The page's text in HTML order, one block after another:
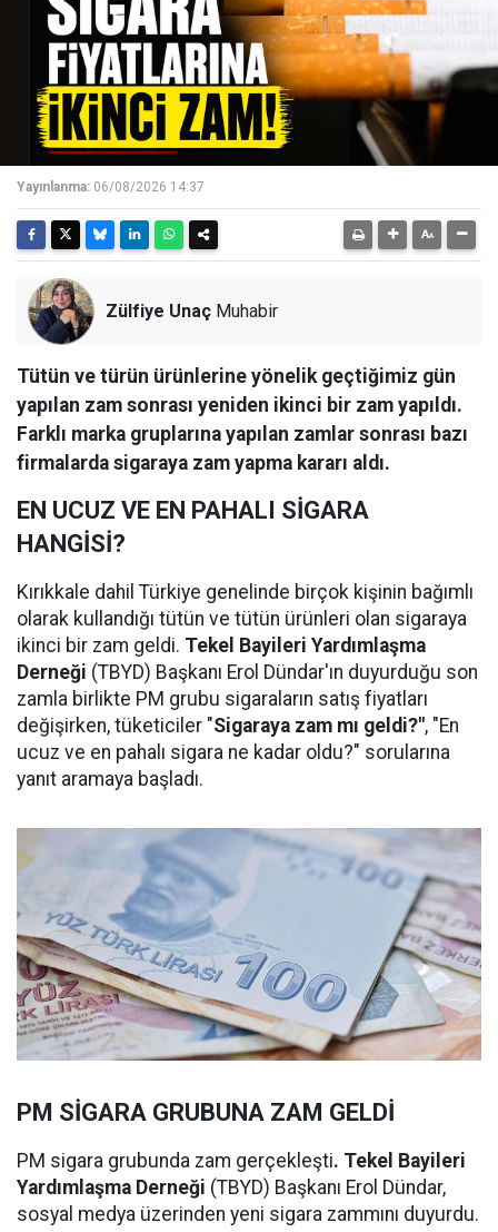
Yayınlanma: 06/08/2026 14:37
Zülfiye Unaç Muhabir
Tütün ve türün ürünlerine yönelik geçtiğimiz gün
yapılan zam sonrası yeniden ikinci bir zam yapıldı.
Farklı marka gruplarına yapılan zamlar sonrası bazı
firmalarda sigaraya zam yapma kararı aldı.
EN UCUZ VE EN PAHALI SİGARA
HANGİSİ?
Kırıkkale dahil Türkiye genelinde birçok kişinin bağımlı
olarak kullandığı tütün ve tütün ürünleri olan sigaraya
ikinci bir zam geldi. Tekel Bayileri Yardımlaşma
Derneği (TBYD) Başkanı Erol Dündar'ın duyurduğu son
zamla birlikte PM grubu sigaraların satış fiyatları
değişirken, tüketiciler "Sigaraya zam mı geldi?", "En
ucuz ve en pahalı sigara ne kadar oldu?" sorularına
yanıt aramaya başladı.
PM SİGARA GRUBUNA ZAM GELDİ
PM sigara grubunda zam gerçekleşti. Tekel Bayileri
Yardımlaşma Derneği (TBYD) Başkanı Erol Dündar,
sosyal medya üzerinden yeni sigara zammını duyurdu.